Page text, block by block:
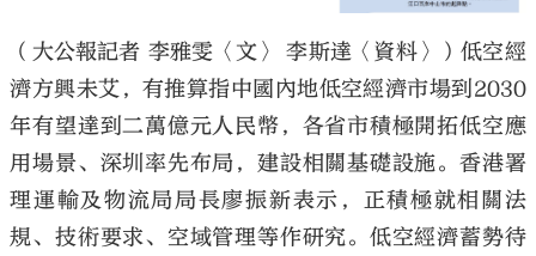
（大公報記者 李雅雯〈文〉 李斯達〈資料〉）低空經
濟方興未艾，有推算指中國內地低空經濟市場到2030
年有望達到二萬億元人民幣，各省市積極開拓低空應
用場景、深圳率先布局，建設相關基礎設施。香港署
理運輸及物流局局長廖振新表示，正積極就相關法
規、技術要求、空域管理等作研究。低空經濟蓄勢待